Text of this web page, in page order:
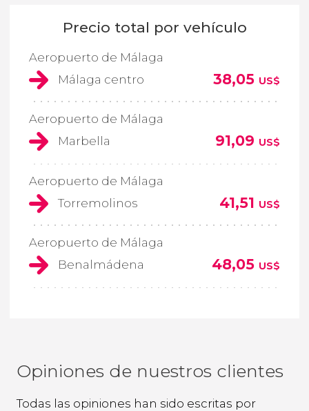
Precio total por vehículo
Aeropuerto de Málaga
Málaga centro
38,05 US$
Aeropuerto de Málaga
Marbella
91,09 US$
Aeropuerto de Málaga
Torremolinos
41,51 US$
Aeropuerto de Málaga
Benalmádena
48,05 US$
Opiniones de nuestros clientes
Todas las opiniones han sido escritas por